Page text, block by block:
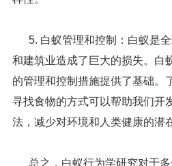
5. 白蚁管理和控制：白蚁是全
和建筑业造成了巨大的损失。白
的管理和控制措施提供了基础。
寻找食物的方式可以帮助我们开
法，减少对环境和人类健康的潜
总之，白蚁行为学研究对于多